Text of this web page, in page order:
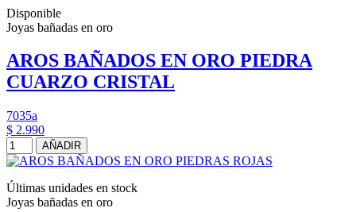
Disponible
Joyas bañadas en oro
AROS BAÑADOS EN ORO PIEDRA
CUARZO CRISTAL
7035a
$ 2.990
AÑADIR
Últimas unidades en stock
Joyas bañadas en oro